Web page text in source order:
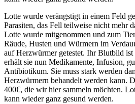
Lotte wurde verängstigt in einem Feld
Parasiten, das Fell teilweise nicht mehr
Lotte wurde mitgenommen und zum
Räude, Husten und Würmern im
auf Herzwürmer getestet. Ihr Blutbild ist
erhält sie nun Medikamente, Infusion,
Antibiotikum. Sie muss stark werden
Herzwürmern behandelt werden kann.
400€, die wir hier sammeln möchten.
kann wieder ganz gesund werden.